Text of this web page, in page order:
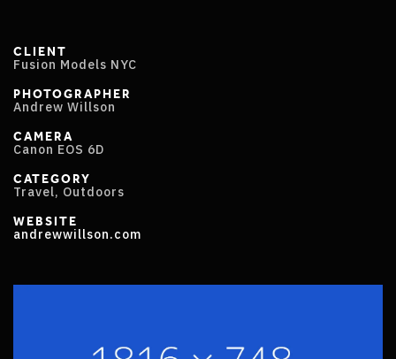
CLIENT
Fusion Models NYC
PHOTOGRAPHER
Andrew Willson
CAMERA
Canon EOS 6D
CATEGORY
Travel, Outdoors
WEBSITE
andrewwillson.com